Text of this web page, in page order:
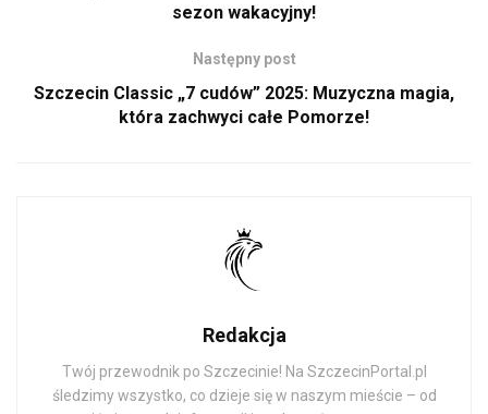
sezon wakacyjny!
Następny post
Szczecin Classic „7 cudów” 2025: Muzyczna magia,
która zachwyci całe Pomorze!
Redakcja
Twój przewodnik po Szczecinie! Na SzczecinPortal.pl
śledzimy wszystko, co dzieje się w naszym mieście – od